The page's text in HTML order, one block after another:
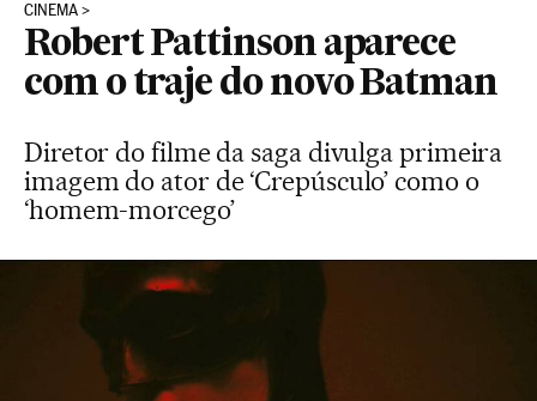
CINEMA
Robert Pattinson aparece
com o traje do novo Batman
Diretor do filme da saga divulga primeira
imagem do ator de ‘Crepúsculo’ como o
‘homem-morcego’